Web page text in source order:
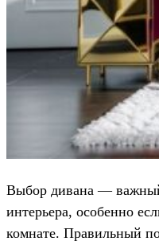
Выбор дивана —
интерьера, особенно
комнате. Правильный